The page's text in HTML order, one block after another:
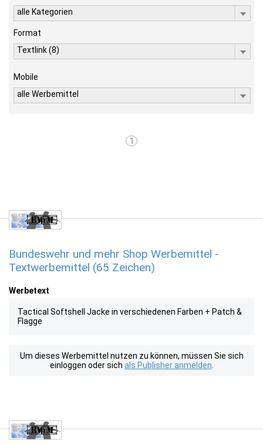
alle Kategorien
Format
Textlink (8)
Mobile
alle Werbemittel
1
Bundeswehr und mehr Shop Werbemittel -
Textwerbemittel (65 Zeichen)
Werbetext
Tactical Softshell Jacke in verschiedenen Farben + Patch &
Flagge
Um dieses Werbemittel nutzen zu können, müssen Sie sich
einloggen oder sich als Publisher anmelden